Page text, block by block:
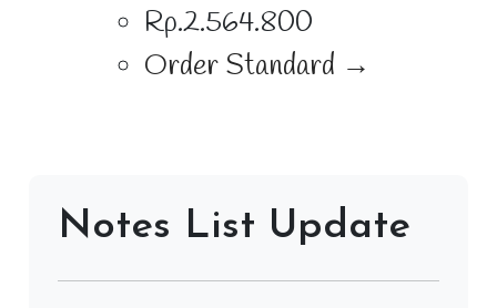
Rp.2.564.800
Order Standard →
Notes List Update